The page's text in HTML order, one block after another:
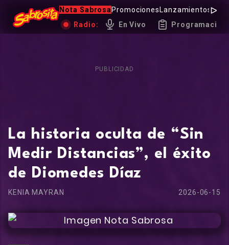
Nota Sabrosa Promociones LanzamientosHot
Radio:
En Vivo Programación
PUBLICIDAD
La historia oculta de “Sin
Medir Distancias”, el éxito
de Diomedes Díaz
KENIA MAYRAN 2026-06-15